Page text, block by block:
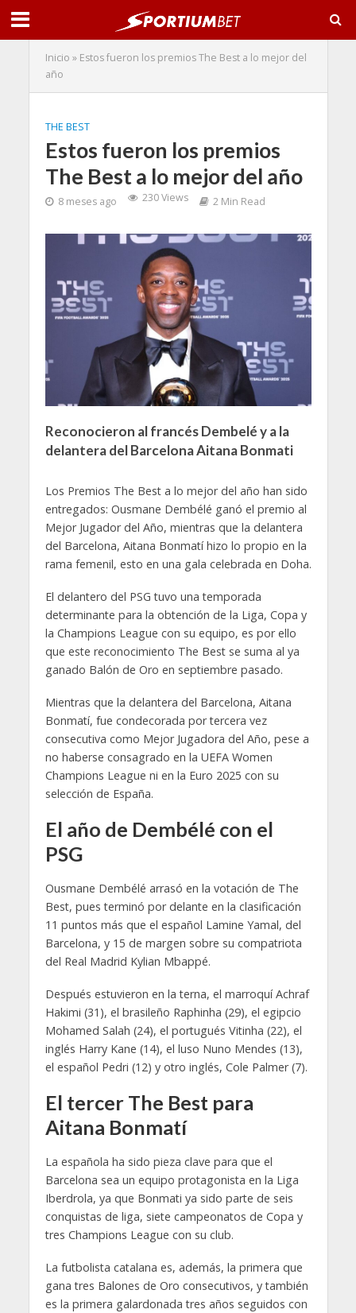
Inicio » Estos fueron los premios The Best a lo mejor del
año
THE BEST
Estos fueron los premios
The Best a lo mejor del año
8 meses ago 230 Views 2 Min Read
Reconocieron al francés Dembelé y a la
delantera del Barcelona Aitana Bonmati
Los Premios The Best a lo mejor del año han sido
entregados: Ousmane Dembélé ganó el premio al
Mejor Jugador del Año, mientras que la delantera
del Barcelona, Aitana Bonmatí hizo lo propio en la
rama femenil, esto en una gala celebrada en Doha.
El delantero del PSG tuvo una temporada
determinante para la obtención de la Liga, Copa y
la Champions League con su equipo, es por ello
que este reconocimiento The Best se suma al ya
ganado Balón de Oro en septiembre pasado.
Mientras que la delantera del Barcelona, Aitana
Bonmatí, fue condecorada por tercera vez
consecutiva como Mejor Jugadora del Año, pese a
no haberse consagrado en la UEFA Women
Champions League ni en la Euro 2025 con su
selección de España.
El año de Dembélé con el
PSG
Ousmane Dembélé arrasó en la votación de The
Best, pues terminó por delante en la clasificación
11 puntos más que el español Lamine Yamal, del
Barcelona, y 15 de margen sobre su compatriota
del Real Madrid Kylian Mbappé.
Después estuvieron en la terna, el marroquí Achraf
Hakimi (31), el brasileño Raphinha (29), el egipcio
Mohamed Salah (24), el portugués Vitinha (22), el
inglés Harry Kane (14), el luso Nuno Mendes (13),
el español Pedri (12) y otro inglés, Cole Palmer (7).
El tercer The Best para
Aitana Bonmatí
La española ha sido pieza clave para que el
Barcelona sea un equipo protagonista en la Liga
Iberdrola, ya que Bonmati ya sido parte de seis
conquistas de liga, siete campeonatos de Copa y
tres Champions League con su club.
La futbolista catalana es, además, la primera que
gana tres Balones de Oro consecutivos, y también
es la primera galardonada tres años seguidos con